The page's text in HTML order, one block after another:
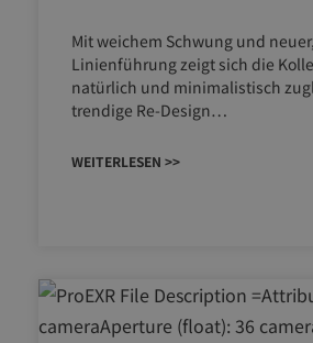
Mit weichem Schwung und
Linienführung zeigt sich die
natürlich und minimalistisch
trendige Re-Design…
WEITERLESEN >>